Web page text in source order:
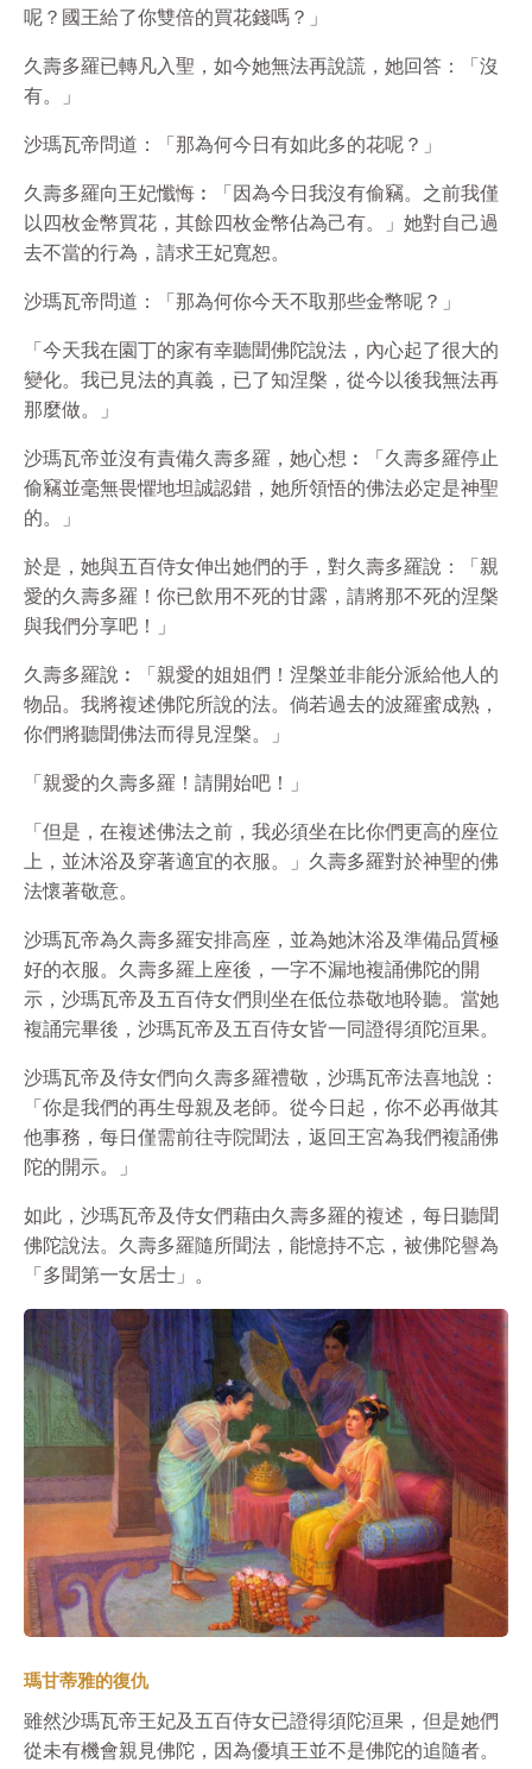
呢？國王給了你雙倍的買花錢嗎？」
久壽多羅已轉凡入聖，如今她無法再說謊，她回答：「沒
有。」
沙瑪瓦帝問道：「那為何今日有如此多的花呢？」
久壽多羅向王妃懺悔︰「因為今日我沒有偷竊。之前我僅
以四枚金幣買花，其餘四枚金幣佔為己有。」她對自己過
去不當的行為，請求王妃寬恕。
沙瑪瓦帝問道：「那為何你今天不取那些金幣呢？」
「今天我在園丁的家有幸聽聞佛陀說法，內心起了很大的
變化。我已見法的真義，已了知涅槃，從今以後我無法再
那麼做。」
沙瑪瓦帝並沒有責備久壽多羅，她心想︰「久壽多羅停止
偷竊並毫無畏懼地坦誠認錯，她所領悟的佛法必定是神聖
的。」
於是，她與五百侍女伸出她們的手，對久壽多羅說：「親
愛的久壽多羅！你已飲用不死的甘露，請將那不死的涅槃
與我們分享吧！」
久壽多羅說︰「親愛的姐姐們！涅槃並非能分派給他人的
物品。我將複述佛陀所說的法。倘若過去的波羅蜜成熟，
你們將聽聞佛法而得見涅槃。」
「親愛的久壽多羅！請開始吧！」
「但是，在複述佛法之前，我必須坐在比你們更高的座位
上，並沐浴及穿著適宜的衣服。」久壽多羅對於神聖的佛
法懷著敬意。
沙瑪瓦帝為久壽多羅安排高座，並為她沐浴及準備品質極
好的衣服。久壽多羅上座後，一字不漏地複誦佛陀的開
示，沙瑪瓦帝及五百侍女們則坐在低位恭敬地聆聽。當她
複誦完畢後，沙瑪瓦帝及五百侍女皆一同證得須陀洹果。
沙瑪瓦帝及侍女們向久壽多羅禮敬，沙瑪瓦帝法喜地說：
「你是我們的再生母親及老師。從今日起，你不必再做其
他事務，每日僅需前往寺院聞法，返回王宮為我們複誦佛
陀的開示。」
如此，沙瑪瓦帝及侍女們藉由久壽多羅的複述，每日聽聞
佛陀說法。久壽多羅隨所聞法，能憶持不忘，被佛陀譽為
「多聞第一女居士」。
瑪甘蒂雅的復仇
雖然沙瑪瓦帝王妃及五百侍女已證得須陀洹果，但是她們
從未有機會親見佛陀，因為優填王並不是佛陀的追隨者。